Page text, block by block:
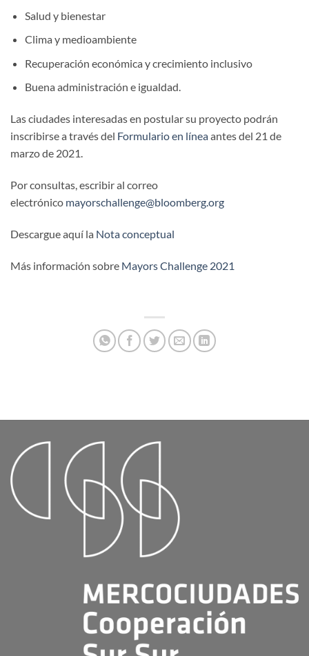
Salud y bienestar
Clima y medioambiente
Recuperación económica y crecimiento inclusivo
Buena administración e igualdad.
Las ciudades interesadas en postular su proyecto podrán
inscribirse a través del Formulario en líneaantes del 21 de
marzo de 2021.
Por consultas, escribir al correo
electrónico mayorschallenge@bloomberg.org
Descargue aquí la Nota conceptual
Más información sobre Mayors Challenge 2021